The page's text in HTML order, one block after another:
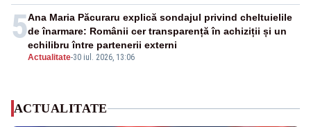
5
Actualitate-30 iul. 2026, 13:06
Ana Maria Păcuraru explică sondajul privind cheltuielile
de înarmare: Românii cer transparență în achiziții și un
echilibru între partenerii externi
ACTUALITATE